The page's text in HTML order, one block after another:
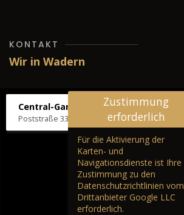
KONTAKT
Wir in Wadern
Central-Garage H. Wilhelm
Poststraße 33, 66687 Wadern
Zustimmung
erforderlich
Für die Aktivierung der
Karten- und
Navigationsdienste ist Ihre
Zustimmung zu den
Datenschutzrichtlinien vom
Drittanbieter Google LLC
erforderlich.